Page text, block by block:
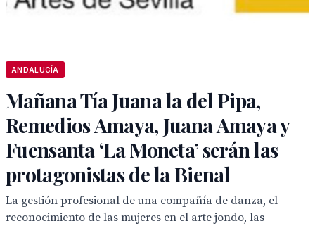
ANDALUCÍA
Mañana Tía Juana la del Pipa,
Remedios Amaya, Juana Amaya y
Fuensanta ‘La Moneta’ serán las
protagonistas de la Bienal
La gestión profesional de una compañía de danza, el
reconocimiento de las mujeres en el arte jondo, las